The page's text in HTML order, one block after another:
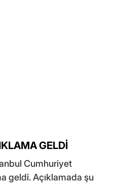
GELDİ
Cumhuriyet
geldi. Açıklamada şu